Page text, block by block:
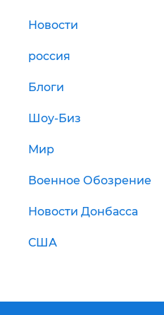
Новости
россия
Блоги
Шоу-Биз
Мир
Военное Обозрение
Новости Донбасса
США